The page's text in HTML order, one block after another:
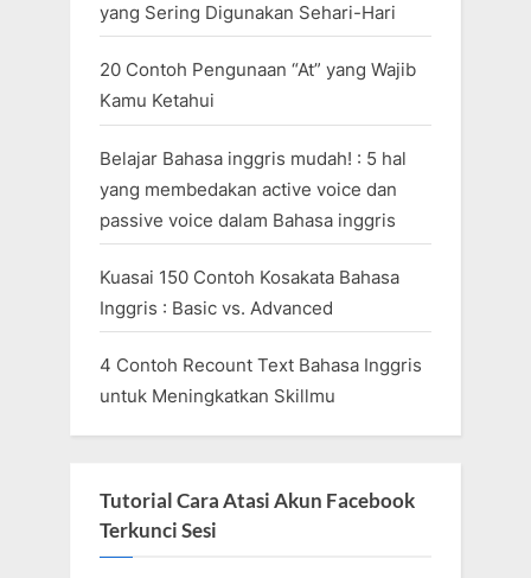
yang Sering Digunakan Sehari-Hari
20 Contoh Pengunaan “At” yang Wajib
Kamu Ketahui
Belajar Bahasa inggris mudah! : 5 hal
yang membedakan active voice dan
passive voice dalam Bahasa inggris
Kuasai 150 Contoh Kosakata Bahasa
Inggris : Basic vs. Advanced
4 Contoh Recount Text Bahasa Inggris
untuk Meningkatkan Skillmu
Tutorial Cara Atasi Akun Facebook
Terkunci Sesi